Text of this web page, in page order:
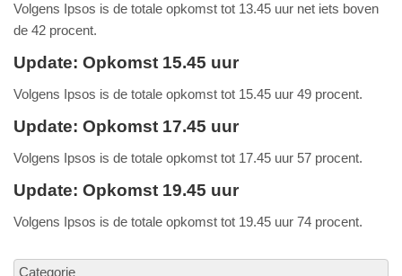
Volgens Ipsos is de totale opkomst tot 13.45 uur net iets boven
de 42 procent.
Update: Opkomst 15.45 uur
Volgens Ipsos is de totale opkomst tot 15.45 uur 49 procent.
Update: Opkomst 17.45 uur
Volgens Ipsos is de totale opkomst tot 17.45 uur 57 procent.
Update: Opkomst 19.45 uur
Volgens Ipsos is de totale opkomst tot 19.45 uur 74 procent.
Categorie